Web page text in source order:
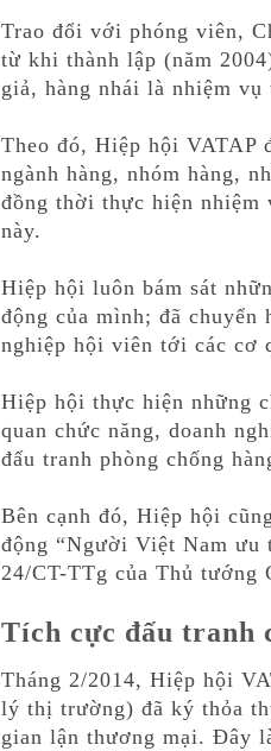
Trao đổi với phóng viên,
từ khi thành lập (năm
giả, hàng nhái là nhiệm
Theo đó, Hiệp hội VATAP
ngành hàng, nhóm hàng,
đồng thời thực hiện nhiệm
này.
Hiệp hội luôn bám sát
động của mình; đã chuyển
nghiệp hội viên tới các cơ
Hiệp hội thực hiện những
quan chức năng, doanh
đấu tranh phòng chống
Bên cạnh đó, Hiệp hội
động “Người Việt Nam ưu
24/CT-TTg của Thủ tướng
Tích cực đấu tranh
Tháng 2/2014, Hiệp hội
lý thị trường) đã ký thỏa
gian lận thương mại. Đây